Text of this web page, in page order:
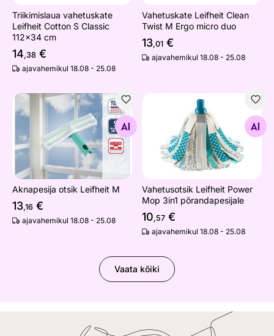
Triikimislaua vahetuskate
Leifheit Cotton S Classic
112x34 cm
14,38 €
ajavahemikul 18.08 - 25.08
Vahetuskate Leifheit Clean
Twist M Ergo micro duo
13,01 €
ajavahemikul 18.08 - 25.08
Aknapesija otsik Leifheit M
Otsi sarnaseid
Aknapesija otsik Leifheit M
13,16 €
ajavahemikul 18.08 - 25.08
Vahetusotsik Leifheit
Otsi sarnaseid
Vahetusotsik Leifheit Power
Mop 3in1 põrandapesijale
10,57 €
ajavahemikul 18.08 - 25.08
Vaata kõiki